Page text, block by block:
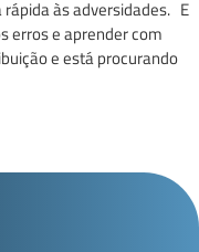
às adversidades. E
erros e aprender com
e está procurando